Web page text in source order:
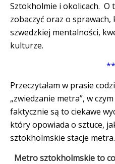
Sztokholmie i okolicach. O
zobaczyć oraz o
szwedzkiej mentalności,
kulturze.
Przeczytałam w prasie
„zwiedzanie metra”, w
faktycznie są to ciekawe
który opowiada o sztuce,
sztokholmskie stacje metra.
Metro sztokholmskie to